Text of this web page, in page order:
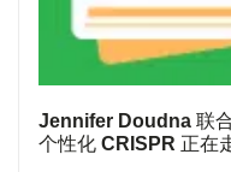
Jennifer Doudna 联
个性化 CRISPR 正在